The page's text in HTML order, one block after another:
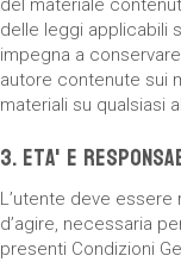
del materiale
delle leggi applicabili
impegna a
autore contenute sui
materiali su qualsiasi
3. Eta' e
L’utente deve
d’agire, necessaria
presenti Condizioni